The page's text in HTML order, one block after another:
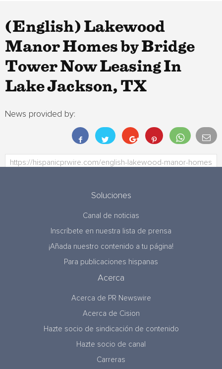
(English) Lakewood
Manor Homes by Bridge
Tower Now Leasing In
Lake Jackson, TX
News provided by:
Soluciones
Canal de noticias
Inscríbete en nuestra lista de prensa
¡Añada nuestro contenido a tu página!
Para publicaciones hispanas
Acerca
Acerca de PR Newswire
Acerca de Cision
Hazte socio de sindicación de contenido
Hazte socio de canal
Carreras